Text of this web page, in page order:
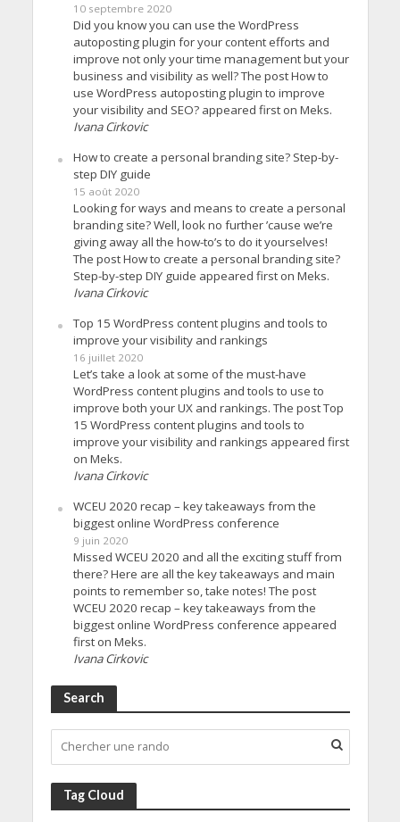
10 septembre 2020
Did you know you can use the WordPress
autoposting plugin for your content efforts and
improve not only your time management but your
business and visibility as well? The post How to
use WordPress autoposting plugin to improve
your visibility and SEO? appeared first on Meks.
Ivana Cirkovic
How to create a personal branding site? Step-by-
step DIY guide
15 août 2020
Looking for ways and means to create a personal
branding site? Well, look no further ’cause we’re
giving away all the how-to’s to do it yourselves!
The post How to create a personal branding site?
Step-by-step DIY guide appeared first on Meks.
Ivana Cirkovic
Top 15 WordPress content plugins and tools to
improve your visibility and rankings
16 juillet 2020
Let’s take a look at some of the must-have
WordPress content plugins and tools to use to
improve both your UX and rankings. The post Top
15 WordPress content plugins and tools to
improve your visibility and rankings appeared first
on Meks.
Ivana Cirkovic
WCEU 2020 recap – key takeaways from the
biggest online WordPress conference
9 juin 2020
Missed WCEU 2020 and all the exciting stuff from
there? Here are all the key takeaways and main
points to remember so, take notes! The post
WCEU 2020 recap – key takeaways from the
biggest online WordPress conference appeared
first on Meks.
Ivana Cirkovic
Search
Tag Cloud